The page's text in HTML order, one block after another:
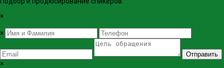
×
×
Отправить
×